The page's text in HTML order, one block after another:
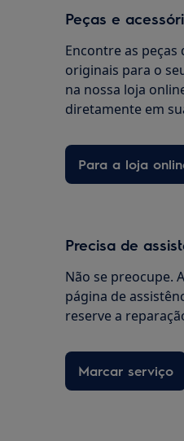
Peças e
Encontre as
originais para o
na nossa loja
diretamente em
Para a loja
Precisa de
Não se preocupe.
página de
reserve a
Marcar serviço